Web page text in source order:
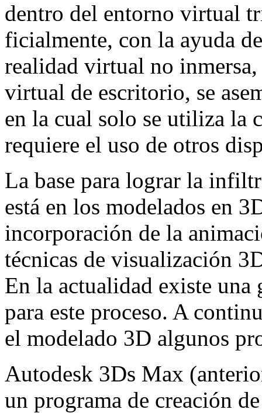
dentro del entorno virtual
ficialmente, con la ayuda
realidad virtual no
virtual de escritorio, se
en la cual solo se utiliza la
requiere el uso de otros
La base para lograr la
está en los modelados en
incorporación de la
técnicas de visualización
En la actualidad existe una
para este proceso. A
el modelado 3D algunos
Autodesk 3Ds Max
un programa de creación